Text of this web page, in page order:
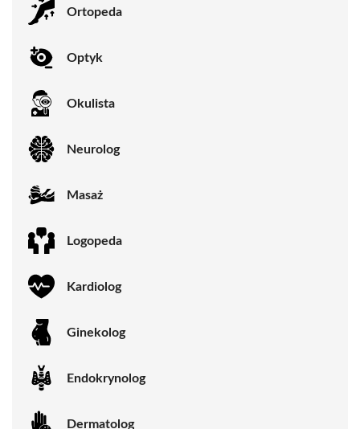
Ortopeda
Optyk
Okulista
Neurolog
Masaż
Logopeda
Kardiolog
Ginekolog
Endokrynolog
Dermatolog